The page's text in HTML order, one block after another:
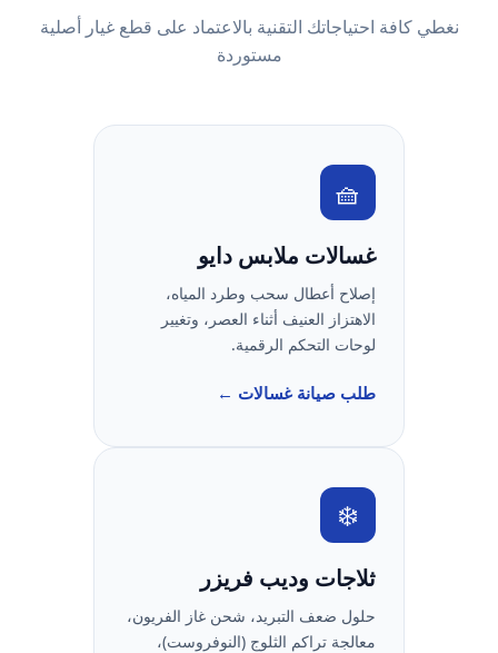
نغطي كافة احتياجاتك التقنية بالاعتماد على قطع غيار أصلية
مستوردة
🧺
غسالات ملابس دايو
إصلاح أعطال سحب وطرد المياه،
الاهتزاز العنيف أثناء العصر، وتغيير
لوحات التحكم الرقمية.
طلب صيانة غسالات ←
❄️
ثلاجات وديب فريزر
حلول ضعف التبريد، شحن غاز الفريون،
معالجة تراكم الثلوج (النوفروست)،